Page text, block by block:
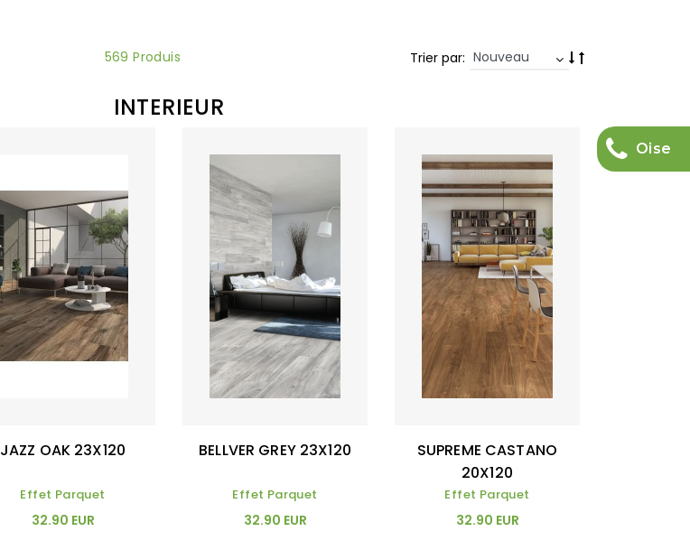
Oise
569 Produis Trier par:
INTERIEUR
JAZZ OAK 23X120
Effet Parquet
32.90 EUR
BELLVER GREY 23X120
Effet Parquet
32.90 EUR
SUPREME CASTANO
20X120
Effet Parquet
32.90 EUR